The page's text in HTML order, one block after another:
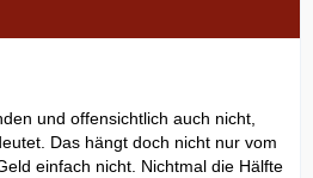
und offensichtlich auch nicht,
Das hängt doch nicht nur vom
einfach nicht. Nichtmal die Hälfte